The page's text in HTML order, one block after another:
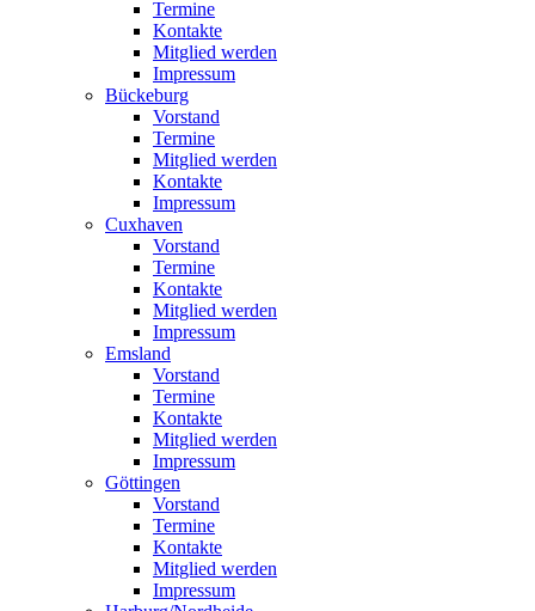
Termine
Kontakte
Mitglied werden
Impressum
Bückeburg
Vorstand
Termine
Mitglied werden
Kontakte
Impressum
Cuxhaven
Vorstand
Termine
Kontakte
Mitglied werden
Impressum
Emsland
Vorstand
Termine
Kontakte
Mitglied werden
Impressum
Göttingen
Vorstand
Termine
Kontakte
Mitglied werden
Impressum